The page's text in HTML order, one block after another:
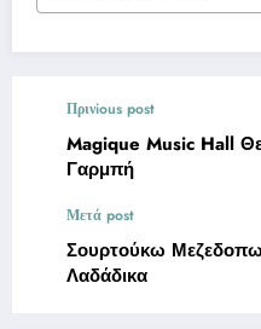
Πρινious post
Magique Music Hall
Γαρμπή
Μετά post
Σουρτούκω
Λαδάδικα